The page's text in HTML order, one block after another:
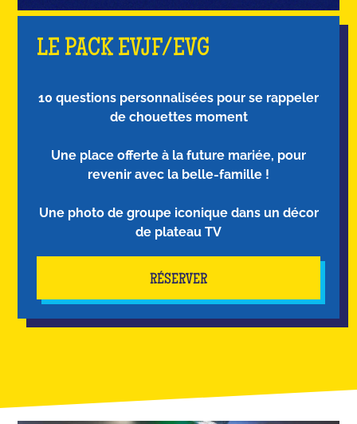
LE PACK EVJF/EVG
10 questions personnalisées pour se rappeler
de chouettes moment
Une place offerte à la future mariée, pour
revenir avec la belle-famille !
Une photo de groupe iconique dans un décor
de plateau TV
RÉSERVER